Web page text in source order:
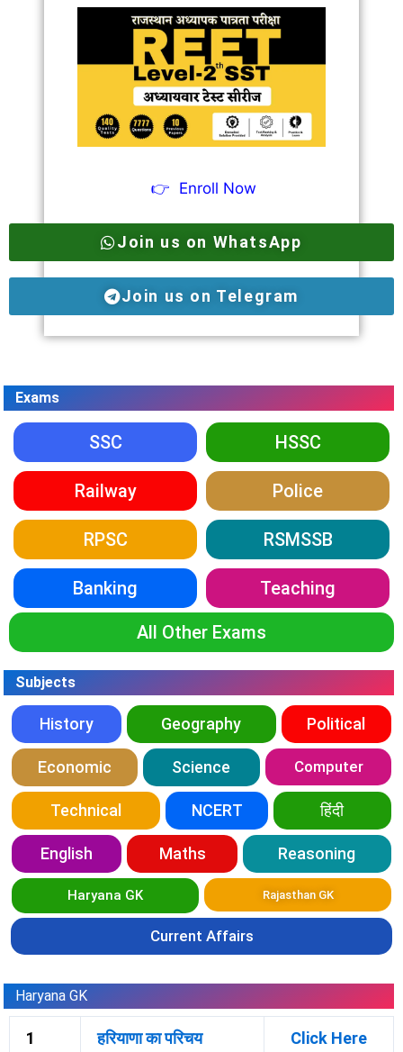
👉 Enroll Now
Join us on WhatsApp
Join us on Telegram
Exams
SSC HSSC
Railway Police
RPSC RSMSSB
Banking Teaching
All Other Exams
Subjects
History Geography Political
Economic Science Computer
Technical NCERT हिंदी
English Maths Reasoning
Haryana GK Rajasthan GK
Current Affairs
Haryana GK
1 हरियाणा का परिचय Click Here